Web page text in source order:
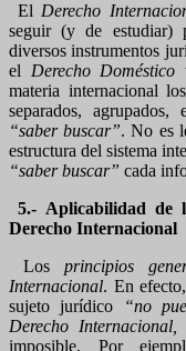
El Derecho
seguir (y de estudiar)
diversos instrumentos
el Derecho Doméstico
materia internacional
separados,
“saber buscar”. No es
estructura del sistema
“saber buscar” cada
5.- Aplicabilidad de
Derecho Internacional
Losprincipios
Internacional. En
sujeto jurídico
“no
Derecho Internacional,
imposible. Por